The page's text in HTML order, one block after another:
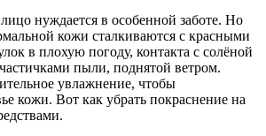
нуждается в особенной заботе. Но
кожи сталкиваются с красными
в плохую погоду, контакта с солёной
пыли, поднятой ветром.
увлажнение, чтобы
кожи. Вот как убрать покраснение на